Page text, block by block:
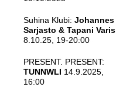
Suhina Klubi: Johannes
Sarjasto & Tapani Varis
8.10.25, 19-20:00
PRESENT. PRESENT:
TUNNWLI 14.9.2025,
16:00